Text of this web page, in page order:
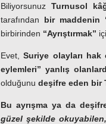
BiliyorsunuzTurnusol
tarafından bir maddenin
birbirinden “Ayrıştırmak”
Evet,Suriye olayları
eylemleri” yanlış
olduğunu deşifre eden bir
Bu ayrışma ya da
güzel şekilde